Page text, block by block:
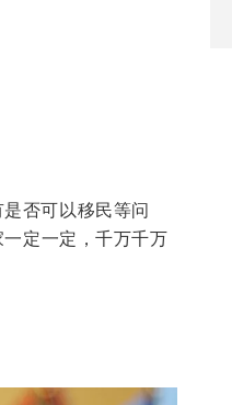
否可以移民等问
一定一定，千万千万